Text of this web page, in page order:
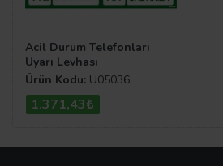
Acil Durum Telefonları
Uyarı Levhası
Ürün Kodu: U05036
1.371,43₺